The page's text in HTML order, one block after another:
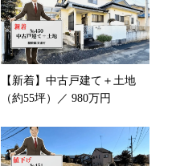
【新着】中古戸建て＋土地
（約55坪）／ 980万円